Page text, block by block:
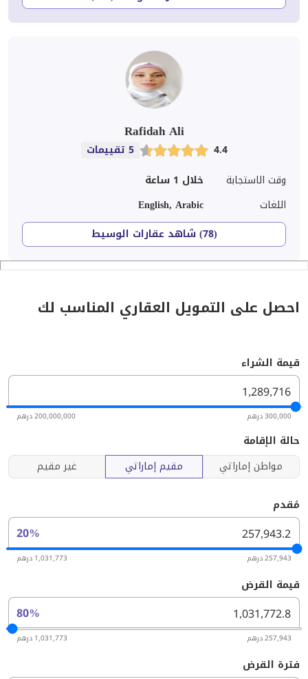
Rafidah Ali
4.4
5 تقييمات
وقت الاستجابة
خلال 1 ساعة
اللغات
English, Arabic
(78) شاهد عقارات الوسيط
احصل على التمويل العقاري المناسب لك
قيمة الشراء
300,000 درهم 200,000,000 درهم
حالة الإقامة
مواطن إماراتي
مقيم إماراتي غير مقيم
مُقدم
20%
257,943 درهم 1,031,773 درهم
قيمة القرض
80%
257,943 درهم 1,031,773 درهم
فترة القرض